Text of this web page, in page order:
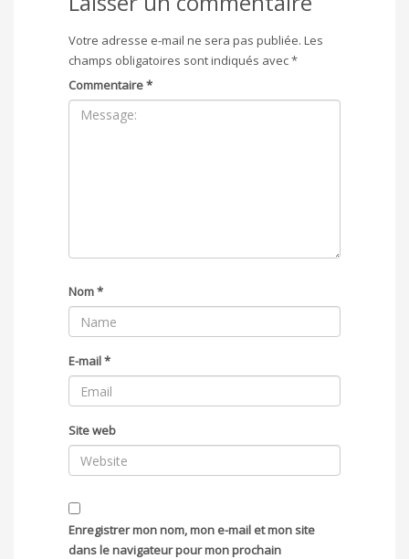
Votre adresse e-mail ne sera pas publiée. Les
champs obligatoires sont indiqués avec*
Commentaire*
Nom*
E-mail*
Site web
Enregistrer mon nom, mon e-mail et mon site
dans le navigateur pour mon prochain